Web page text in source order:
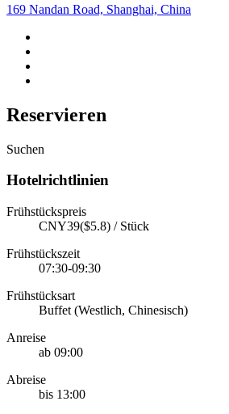
169 Nandan Road, Shanghai, China
Reservieren
Suchen
Hotelrichtlinien
Frühstückspreis
CNY39($5.8) / Stück
Frühstückszeit
07:30-09:30
Frühstücksart
Buffet (Westlich, Chinesisch)
Anreise
ab 09:00
Abreise
bis 13:00